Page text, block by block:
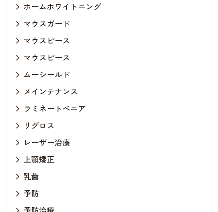
ホームホワイトニング
マウスガード
マウスピース
マウスピース
ムーシールド
メインテナンス
ラミネートべニア
リグロス
レーザー治療
上顎矯正
乳歯
予防